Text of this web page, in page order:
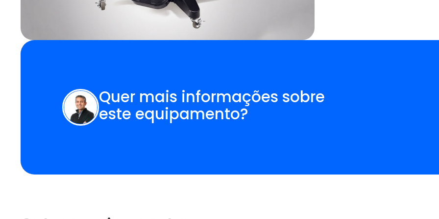
Quer mais informações sobre
este equipamento?